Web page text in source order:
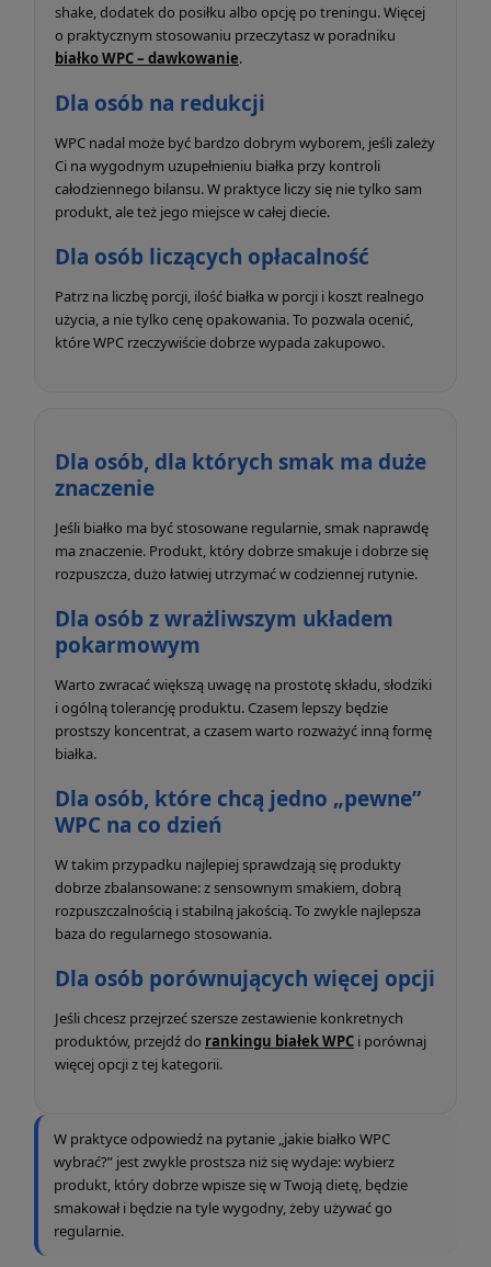
shake, dodatek do posiłku albo opcję po treningu. Więcej
o praktycznym stosowaniu przeczytasz w poradniku
białko WPC – dawkowanie.
Dla osób na redukcji
WPC nadal może być bardzo dobrym wyborem, jeśli zależy
Ci na wygodnym uzupełnieniu białka przy kontroli
całodziennego bilansu. W praktyce liczy się nie tylko sam
produkt, ale też jego miejsce w całej diecie.
Dla osób liczących opłacalność
Patrz na liczbę porcji, ilość białka w porcji i koszt realnego
użycia, a nie tylko cenę opakowania. To pozwala ocenić,
które WPC rzeczywiście dobrze wypada zakupowo.
Dla osób, dla których smak ma duże
znaczenie
Jeśli białko ma być stosowane regularnie, smak naprawdę
ma znaczenie. Produkt, który dobrze smakuje i dobrze się
rozpuszcza, dużo łatwiej utrzymać w codziennej rutynie.
Dla osób z wrażliwszym układem
pokarmowym
Warto zwracać większą uwagę na prostotę składu, słodziki
i ogólną tolerancję produktu. Czasem lepszy będzie
prostszy koncentrat, a czasem warto rozważyć inną formę
białka.
Dla osób, które chcą jedno „pewne”
WPC na co dzień
W takim przypadku najlepiej sprawdzają się produkty
dobrze zbalansowane: z sensownym smakiem, dobrą
rozpuszczalnością i stabilną jakością. To zwykle najlepsza
baza do regularnego stosowania.
Dla osób porównujących więcej opcji
Jeśli chcesz przejrzeć szersze zestawienie konkretnych
produktów, przejdź do rankingu białek WPC i porównaj
więcej opcji z tej kategorii.
W praktyce odpowiedź na pytanie „jakie białko WPC
wybrać?” jest zwykle prostsza niż się wydaje: wybierz
produkt, który dobrze wpisze się w Twoją dietę, będzie
smakował i będzie na tyle wygodny, żeby używać go
regularnie.